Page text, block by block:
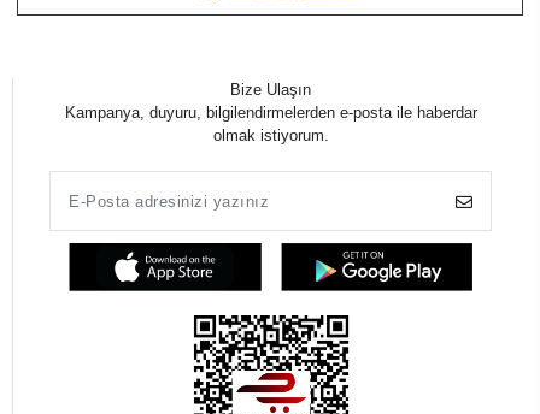
Bize Ulaşın
Kampanya, duyuru, bilgilendirmelerden e-posta ile haberdar
olmak istiyorum.